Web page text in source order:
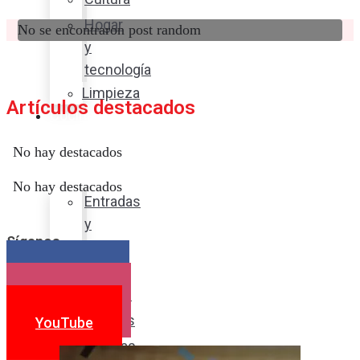
Hogar
y
tecnología
Limpieza
Cocina
sabor
Entradas
y
Postres
Bebidas
No se encontraron post random
Artículos destacados
No hay destacados
No hay destacados
Síganos
YouTube